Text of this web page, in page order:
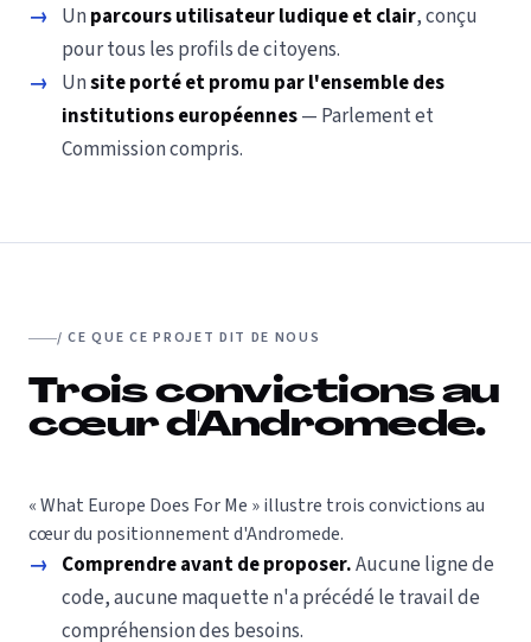
→ Unparcours utilisateur ludique et clair, conçu
pour tous les profils de citoyens.
→ Unsite porté et promu par l'ensemble des
institutions européennes— Parlement et
Commission compris.
/ CE QUE CE PROJET DIT DE NOUS
Trois convictions au
cœur d'Andromede.
« What Europe Does For Me » illustre trois convictions au
cœur du positionnement d'Andromede.
→ Comprendre avant de proposer.Aucune ligne de
code, aucune maquette n'a précédé le travail de
compréhension des besoins.